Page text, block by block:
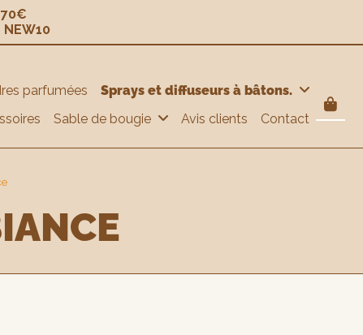
parfumées
Sprays et diffuseurs à bâtons.
Sable de bougie Avis clients Contact